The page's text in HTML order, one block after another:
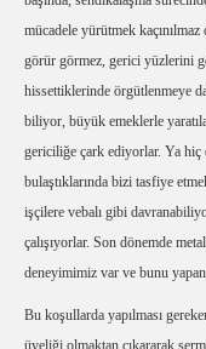
mücadele yürütmek
görür görmez, gerici yüzlerini
hissettiklerinde örgütlenmeye
biliyor, büyük emeklerle
gericiliğe çark ediyorlar. Ya hiç
bulaştıklarında bizi tasfiye
işçilere vebalı gibi
çalışıyorlar. Son dönemde
deneyimimiz var ve bunu
Bu koşullarda yapılması
üyeliği olmaktan çıkararak